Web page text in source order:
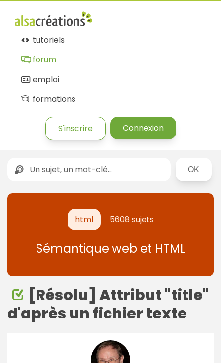
tutoriels
forum
emploi
formations
S'inscrire Connexion
Rechercher
html 5608 sujets
Sémantique web et HTML
[Résolu] Attribut "title"
d'après un fichier texte